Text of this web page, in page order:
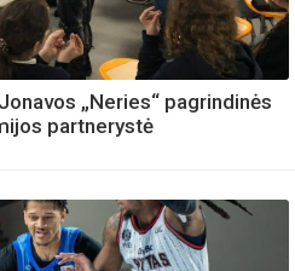
„Neries“ pagrindinės
partnerystė